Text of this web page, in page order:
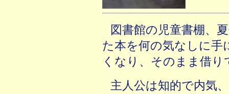
図書館の児童書棚、
た本を何の気なしに手
くなり、そのまま借り
主人公は知的で内気